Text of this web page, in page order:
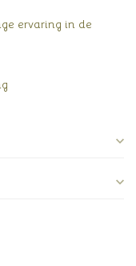
ervaring in de